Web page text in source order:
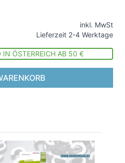
inkl. MwSt
Lieferzeit 2-4 Werktage
IN ÖSTERREICH AB 50 €